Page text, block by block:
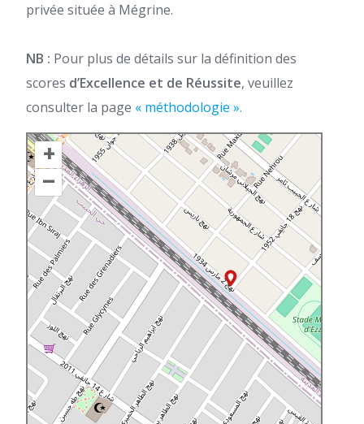
privée située à Mégrine.
NB : Pour plus de détails sur la définition des
scores d’Excellence et de Réussite, veuillez
consulter la page « méthodologie ».
+
–